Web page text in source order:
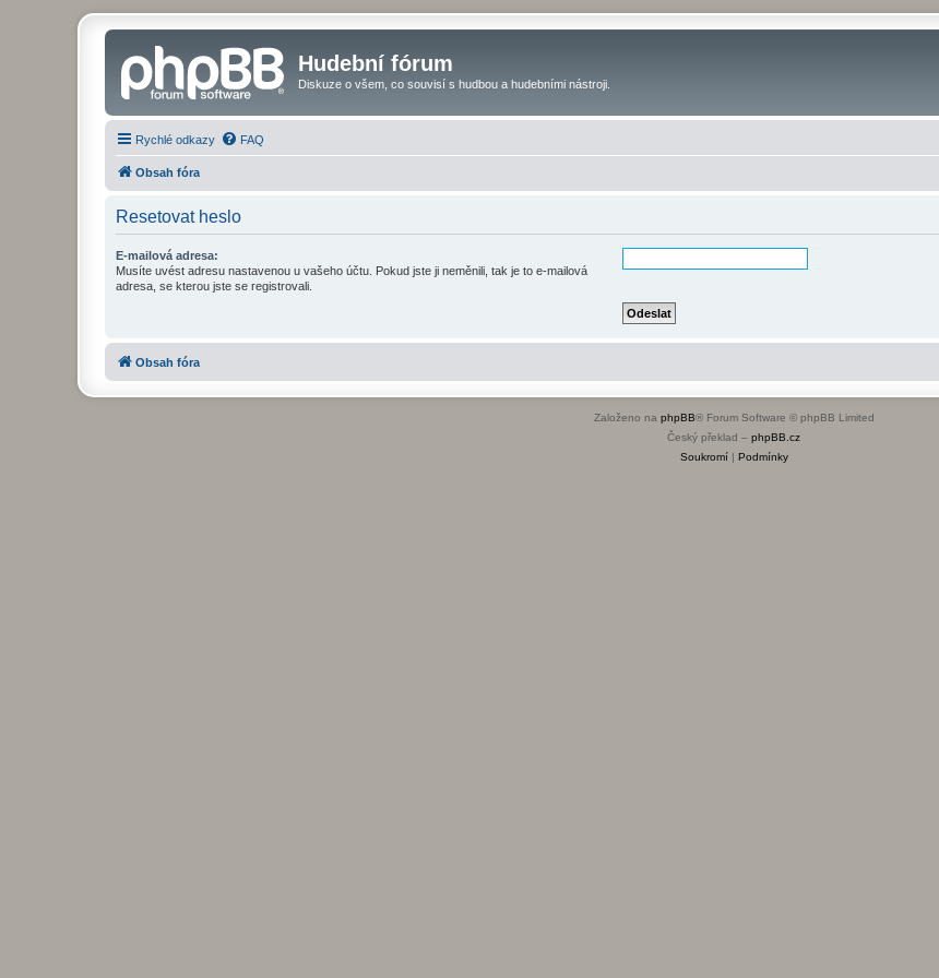
Hudební fórum
Diskuze o všem, co souvisí s hudbou a hudebními nástroji.
Rychlé odkazy FAQ
Obsah fóra
Resetovat heslo
E-mailová adresa:
Musíte uvést adresu nastavenou u vašeho účtu. Pokud jste ji neměnili, tak je to e-mailová
adresa, se kterou jste se registrovali.
Obsah fóra
Založeno na phpBB® Forum Software © phpBB Limited
Český překlad – phpBB.cz
Soukromí| Podmínky